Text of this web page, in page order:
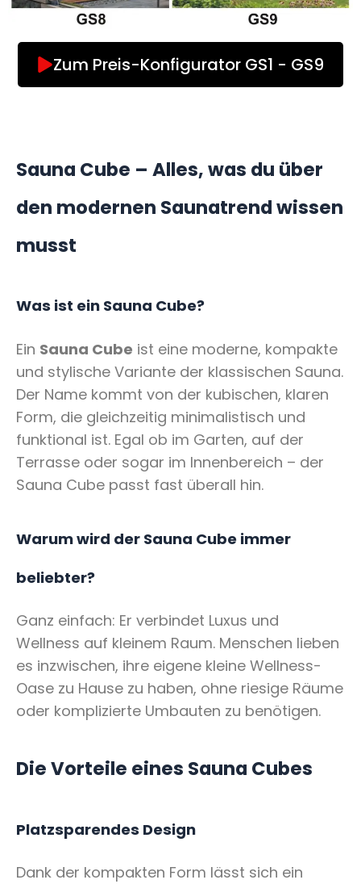
Zum Preis-Konfigurator GS1 - GS9
Sauna Cube – Alles, was du über
den modernen Saunatrend wissen
musst
Was ist ein Sauna Cube?
Ein Sauna Cube ist eine moderne, kompakte
und stylische Variante der klassischen Sauna.
Der Name kommt von der kubischen, klaren
Form, die gleichzeitig minimalistisch und
funktional ist. Egal ob im Garten, auf der
Terrasse oder sogar im Innenbereich – der
Sauna Cube passt fast überall hin.
Warum wird der Sauna Cube immer
beliebter?
Ganz einfach: Er verbindet Luxus und
Wellness auf kleinem Raum. Menschen lieben
es inzwischen, ihre eigene kleine Wellness-
Oase zu Hause zu haben, ohne riesige Räume
oder komplizierte Umbauten zu benötigen.
Die Vorteile eines Sauna Cubes
Platzsparendes Design
Dank der kompakten Form lässt sich ein